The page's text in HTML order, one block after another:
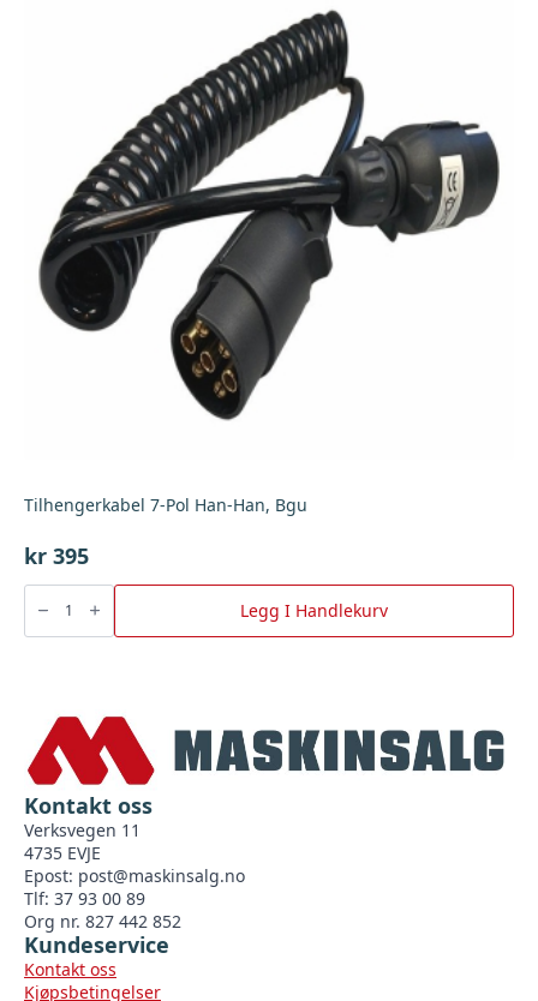
Tilhengerkabel 7-Pol Han-Han, Bgu
kr 395
Tilhengerkabel
Pol
Han-
Legg I Handlekurv
Kontakt oss
Verksvegen 11
4735 EVJE
Epost: post@maskinsalg.no
Tlf: 37 93 00 89
Org nr. 827 442 852
Kundeservice
Kontakt oss
Kjøpsbetingelser